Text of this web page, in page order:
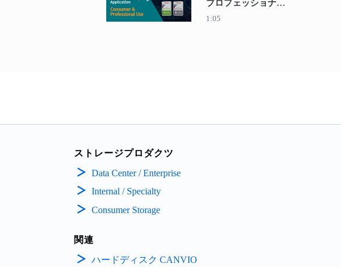
プロフェッショナル
向けラインアップ
1:05
ストレージプロダクツ
Data Center / Enterprise
Internal / Specialty
Consumer Storage
関連
ハードディスク CANVIO